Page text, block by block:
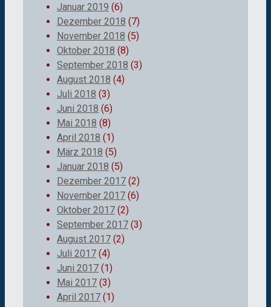
Januar 2019 (6)
Dezember 2018 (7)
November 2018 (5)
Oktober 2018 (8)
September 2018 (3)
August 2018 (4)
Juli 2018 (3)
Juni 2018 (6)
Mai 2018 (8)
April 2018 (1)
März 2018 (5)
Januar 2018 (5)
Dezember 2017 (2)
November 2017 (6)
Oktober 2017 (2)
September 2017 (3)
August 2017 (2)
Juli 2017 (4)
Juni 2017 (1)
Mai 2017 (3)
April 2017 (1)